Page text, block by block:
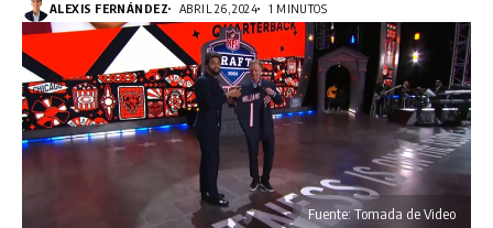
ALEXIS FERNÁNDEZ ABRIL 26, 2024 1 MINUTOS
Fuente: Tomada de Video